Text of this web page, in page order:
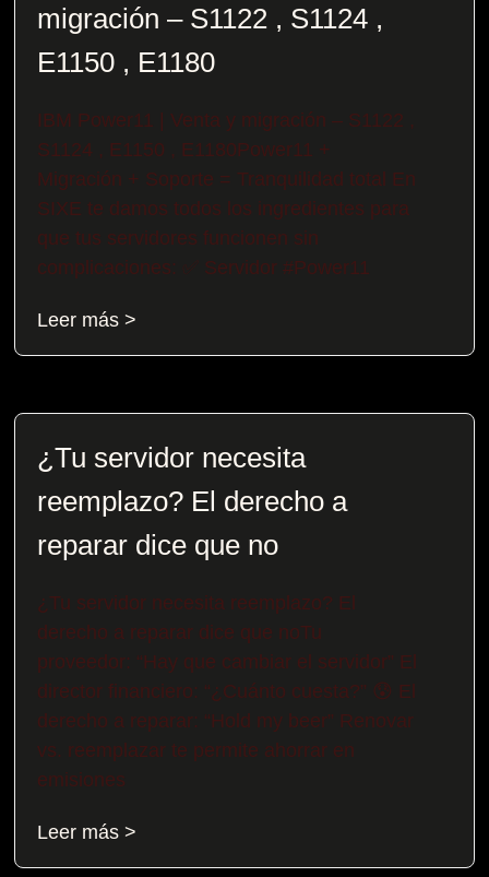
migración – S1122 , S1124 ,
E1150 , E1180
IBM Power11 | Venta y migración – S1122 ,
S1124 , E1150 , E1180Power11 +
Migración + Soporte = Tranquilidad total En
SIXE te damos todos los ingredientes para
que tus servidores funcionen sin
complicaciones: ✅ Servidor #Power11
Leer más >
¿Tu servidor necesita
reemplazo? El derecho a
reparar dice que no
¿Tu servidor necesita reemplazo? El
derecho a reparar dice que noTu
proveedor: “Hay que cambiar el servidor” El
director financiero: “¿Cuánto cuesta?” 😰 El
derecho a reparar: “Hold my beer” Renovar
vs. reemplazar te permite ahorrar en
emisiones
Leer más >